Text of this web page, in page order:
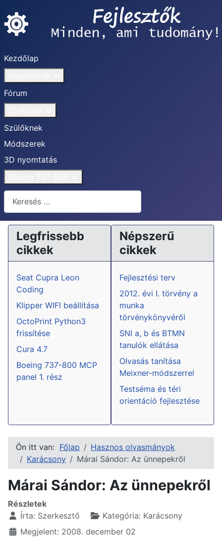
Kezdőlap
Fórum
Szülőknek
Módszerek
3D nyomtatás
Keresés...
Legfrissebb
cikkek
Seat Cupra Leon
Coding
Klipper WIFI beállítása
OctoPrint Python3
frissítése
Cura 4.7
Boeing 737-800 MCP
panel 1. rész
Népszerű
cikkek
Fejlesztési terv
2012. évi I. törvény a
munka
törvénykönyvéről
SNI a, b és BTMN
tanulók ellátása
Olvasás tanítása
Meixner-módszerrel
Testséma és téri
orientáció fejlesztése
Ön itt van: Főlap
Hasznos olvasmányok
Karácsony
Márai Sándor: Az ünnepekről
Márai Sándor: Az ünnepekről
Részletek
Írta: Szerkesztő Kategória: Karácsony
Megjelent: 2008. december 02